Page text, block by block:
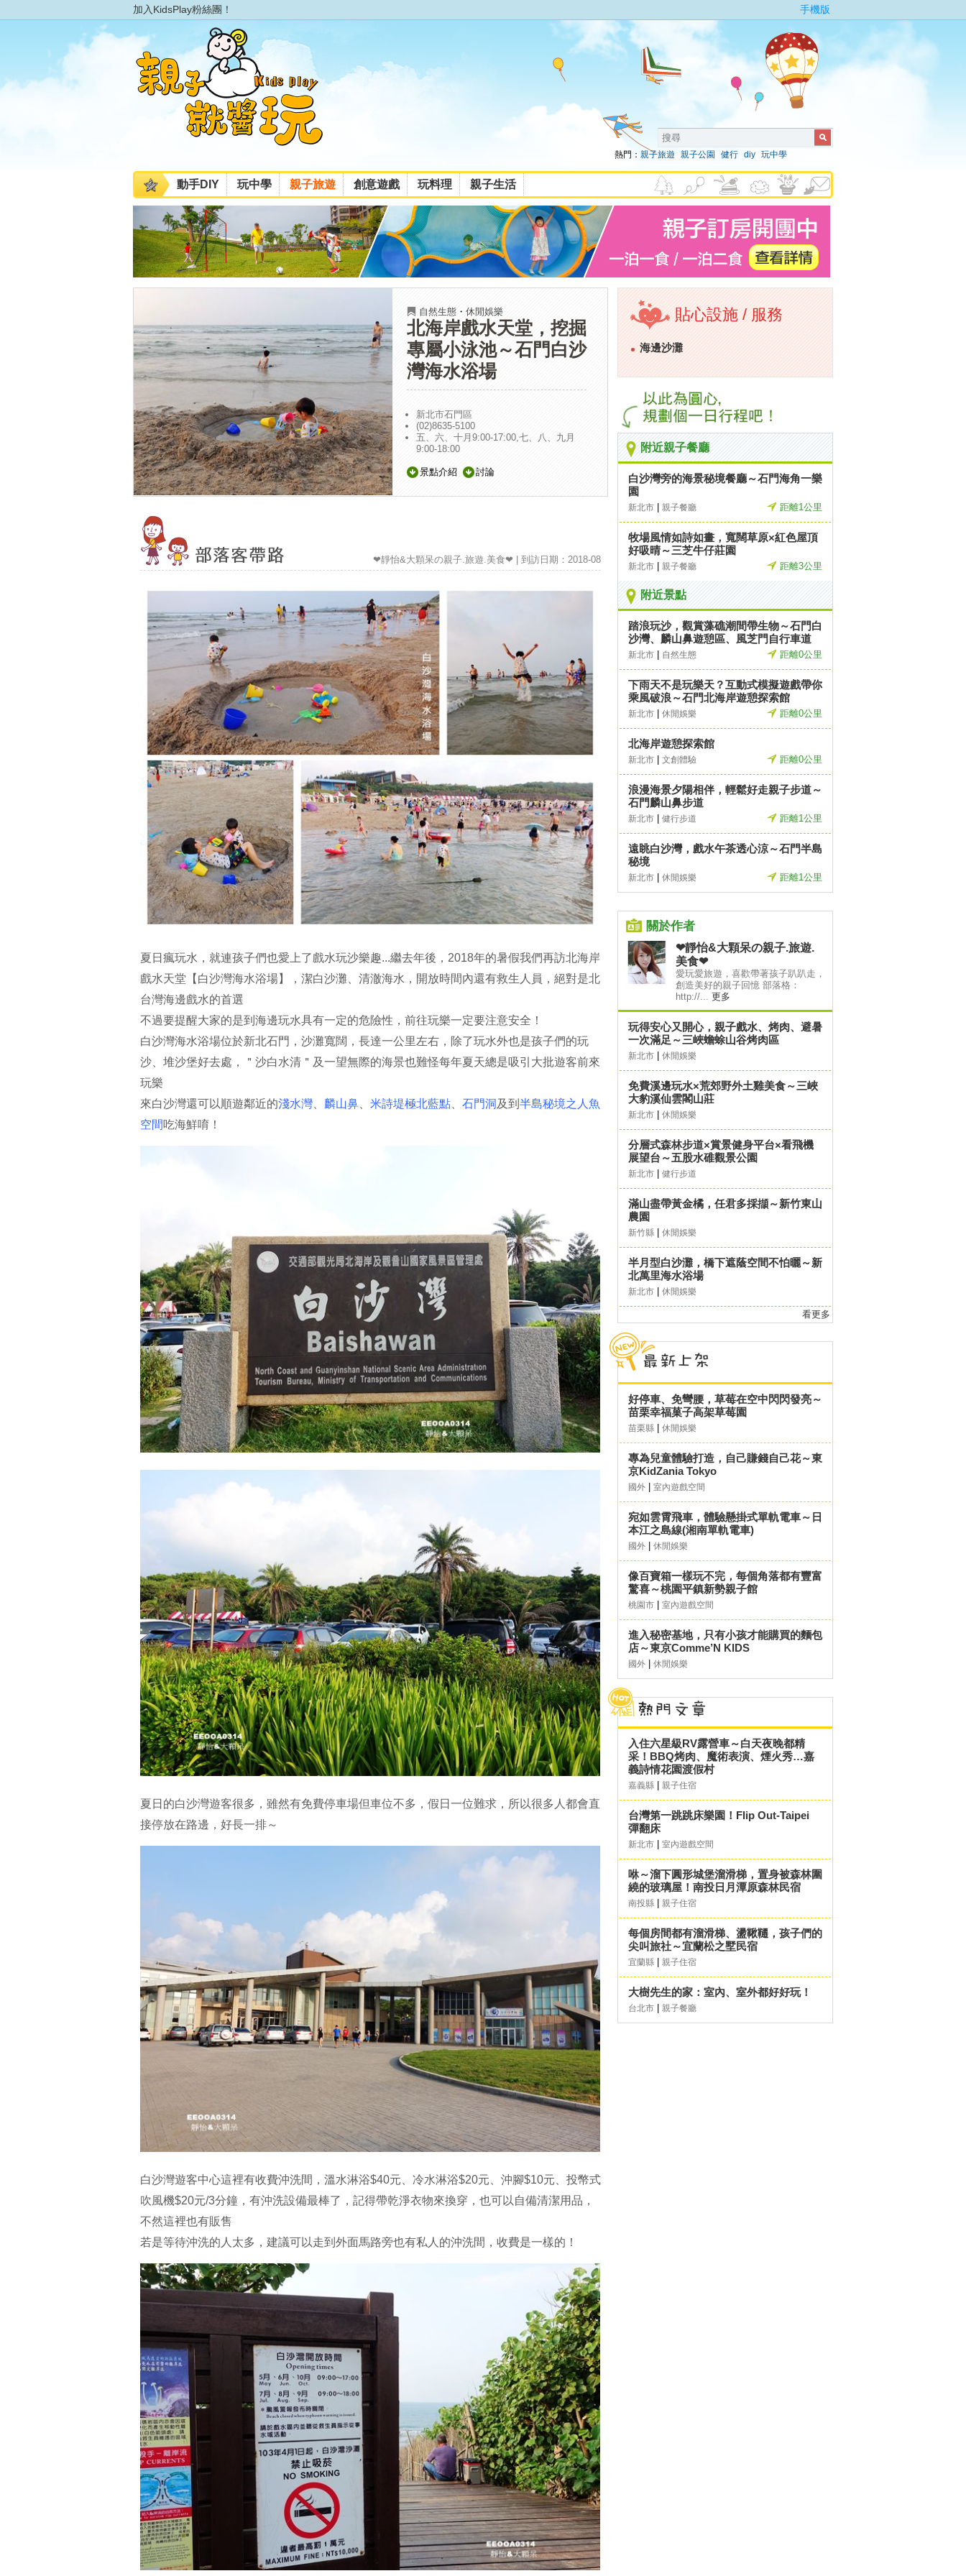
加入KidsPlay粉絲團！ 手機版
熱門： 親子旅遊 親子公園 健行 diy 玩中學
動手DIY 玩中學 親子旅遊 創意遊戲 玩料理 親子生活
自然生態 ・ 休閒娛樂
北海岸戲水天堂，挖掘
專屬小泳池～石門白沙
灣海水浴場
新北市石門區
(02)8635-5100
五、六、十月9:00-17:00,七、八、九月
9:00-18:00
景點介紹 討論
❤靜怡&大顆呆の親子.旅遊.美食❤ | 到訪日期：2018-08
夏日瘋玩水，就連孩子們也愛上了戲水玩沙樂趣...繼去年後，2018年的暑假我們再訪北海岸
戲水天堂【白沙灣海水浴場】，潔白沙灘、清澈海水，開放時間內還有救生人員，絕對是北
台灣海邊戲水的首選
不過要提醒大家的是到海邊玩水具有一定的危險性，前往玩樂一定要注意安全！
白沙灣海水浴場位於新北石門，沙灘寬闊，長達一公里左右，除了玩水外也是孩子們的玩
沙、堆沙堡好去處，＂沙白水清＂及一望無際的海景也難怪每年夏天總是吸引大批遊客前來
玩樂
來白沙灣還可以順遊鄰近的淺水灣、 麟山鼻、 米詩堤極北藍點、 石門洞 及到 半島秘境之人魚
空間吃海鮮唷！
夏日的白沙灣遊客很多，雖然有免費停車場但車位不多，假日一位難求，所以很多人都會直
接停放在路邊，好長一排～
白沙灣遊客中心這裡有收費沖洗間，溫水淋浴$40元、冷水淋浴$20元、沖腳$10元、投幣式
吹風機$20元/3分鐘，有沖洗設備最棒了，記得帶乾淨衣物來換穿，也可以自備清潔用品，
不然這裡也有販售
若是等待沖洗的人太多，建議可以走到外面馬路旁也有私人的沖洗間，收費是一樣的！
貼心設施 / 服務
海邊沙灘
附近親子餐廳
白沙灣旁的海景秘境餐廳～石門海角一樂
園
新北市 親子餐廳 距離1公里
牧場風情如詩如畫，寬闊草原×紅色屋頂
好吸晴～三芝牛仔莊園
新北市 親子餐廳 距離3公里
附近景點
踏浪玩沙，觀賞藻礁潮間帶生物～石門白
沙灣、麟山鼻遊憩區、風芝門自行車道
新北市 自然生態 距離0公里
下雨天不是玩樂天？互動式模擬遊戲帶你
乘風破浪～石門北海岸遊憩探索館
新北市 休閒娛樂 距離0公里
北海岸遊憩探索館
新北市 文創體驗 距離0公里
浪漫海景夕陽相伴，輕鬆好走親子步道～
石門麟山鼻步道
新北市 健行步道 距離1公里
遠眺白沙灣，戲水午茶透心涼～石門半島
秘境
新北市 休閒娛樂 距離1公里
關於作者
❤靜怡&大顆呆の親子.旅遊.
美食❤
愛玩愛旅遊，喜歡帶著孩子趴趴走，
創造美好的親子回憶 部落格：
http://... 更多
玩得安心又開心，親子戲水、烤肉、避暑
一次滿足～三峽蟾蜍山谷烤肉區
新北市 休閒娛樂
免費溪邊玩水×荒郊野外土雞美食～三峽
大豹溪仙雲閣山莊
新北市 休閒娛樂
分層式森林步道×賞景健身平台×看飛機
展望台～五股水碓觀景公園
新北市 健行步道
滿山盡帶黃金橘，任君多採擷～新竹東山
農園
新竹縣 休閒娛樂
半月型白沙灘，橋下遮蔭空間不怕曬～新
北萬里海水浴場
新北市 休閒娛樂
看更多
好停車、免彎腰，草莓在空中閃閃發亮～
苗栗幸福菓子高架草莓園
苗栗縣 休閒娛樂
專為兒童體驗打造，自己賺錢自己花～東
京KidZania Tokyo
國外 室內遊戲空間
宛如雲霄飛車，體驗懸掛式單軌電車～日
本江之島線(湘南單軌電車)
國外 休閒娛樂
像百寶箱一樣玩不完，每個角落都有豐富
驚喜～桃園平鎮新勢親子館
桃園市 室內遊戲空間
進入秘密基地，只有小孩才能購買的麵包
店～東京Comme’N KIDS
國外 休閒娛樂
入住六星級RV露營車～白天夜晚都精
采！BBQ烤肉、魔術表演、煙火秀…嘉
義詩情花園渡假村
嘉義縣 親子住宿
台灣第一跳跳床樂園！Flip Out-Taipei
彈翻床
新北市 室內遊戲空間
咻～溜下圓形城堡溜滑梯，置身被森林圍
繞的玻璃屋！南投日月潭原森林民宿
南投縣 親子住宿
每個房間都有溜滑梯、盪鞦韆，孩子們的
尖叫旅社～宜蘭松之墅民宿
宜蘭縣 親子住宿
大樹先生的家：室內、室外都好好玩！
台北市 親子餐廳